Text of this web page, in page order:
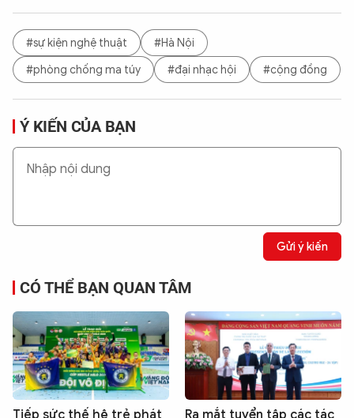
#sự kiện nghệ thuật
#Hà Nội
#phòng chống ma túy
#đại nhạc hội #cộng đồng
Ý KIẾN CỦA BẠN
Gửi ý kiến
CÓ THỂ BẠN QUAN TÂM
Tiếp sức thế hệ trẻ phát Ra mắt tuyển tập các tác